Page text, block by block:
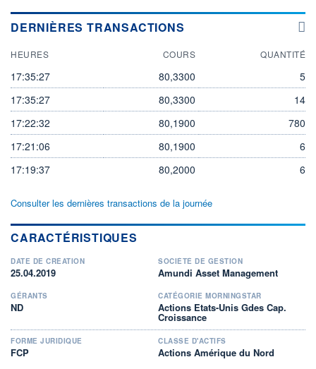
DERNIÈRES TRANSACTIONS
HEURES COURS QUANTITÉ
17:35:27 80,3300
5
17:35:27
80,3300
14
17:22:32
80,1900
780
17:21:06
80,1900
6
17:19:37
80,2000 6
Consulter les dernières transactions de la journée
CARACTÉRISTIQUES
DATE DE CRÉATION
25.04.2019
SOCIÉTÉ DE GESTION
Amundi Asset Management
GÉRANTS
ND
CATÉGORIE MORNINGSTAR
Actions Etats-Unis Gdes Cap.
Croissance
FORME JURIDIQUE
FCP
CLASSE D'ACTIFS
Actions Amérique du Nord